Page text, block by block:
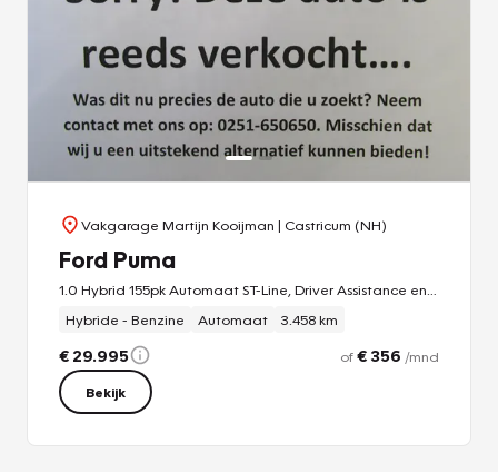
Vakgarage Martijn Kooijman | Castricum (NH)
Ford Puma
Hybride - Benzine
Automaat 3.458 km
€ 29.995 of€ 356 /mnd
Bekijk